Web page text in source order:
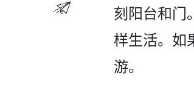
刻­阳台和门
样生活。如
游。